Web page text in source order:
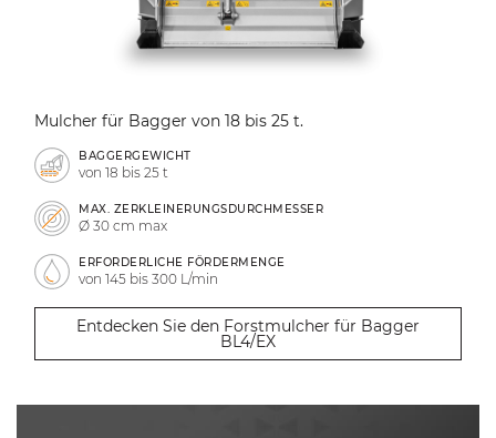
Mulcher für Bagger von 18 bis 25 t.
BAGGERGEWICHT
von 18 bis 25 t
MAX. ZERKLEINERUNGSDURCHMESSER
Ø 30 cm max
ERFORDERLICHE FÖRDERMENGE
von 145 bis 300 L/min
Entdecken Sie den Forstmulcher für Bagger
BL4/EX